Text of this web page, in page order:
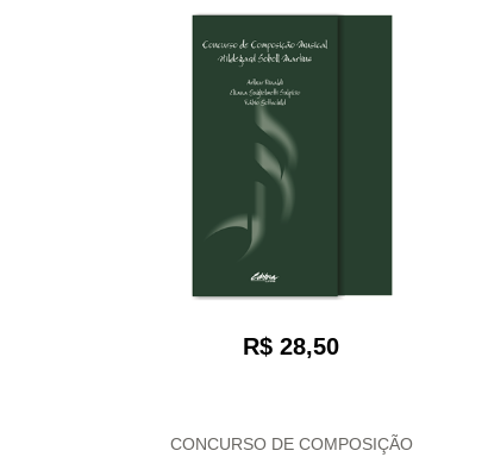
R$ 28,50
CONCURSO DE COMPOSIÇÃO